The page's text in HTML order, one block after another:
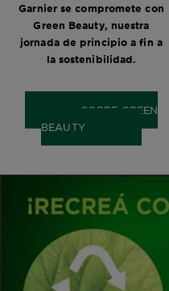
Garnier se compromete con
Green Beauty, nuestra
jornada de principio a fin a
la sostenibilidad.
SOBRE GREEN
BEAUTY